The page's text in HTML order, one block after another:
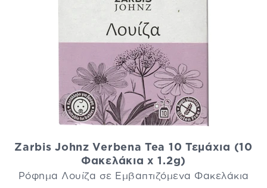
Zarbis Johnz Verbena Tea 10 Τεμάχια (10
Φακελάκια x 1.2g)
Ρόφημα Λουίζα σε Εμβαπτιζόμενα Φακελάκια